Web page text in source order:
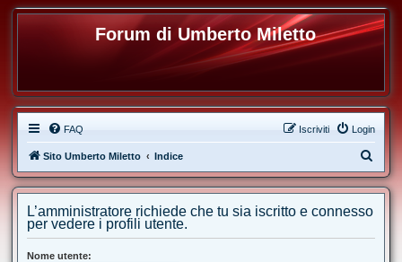
Forum di Umberto Miletto
FAQ Login
Iscriviti
Sito Umberto Miletto Indice
e
a
L’amministratore richiede che tu sia iscritto e connesso
per vedere i profili utente.
Nome utente: